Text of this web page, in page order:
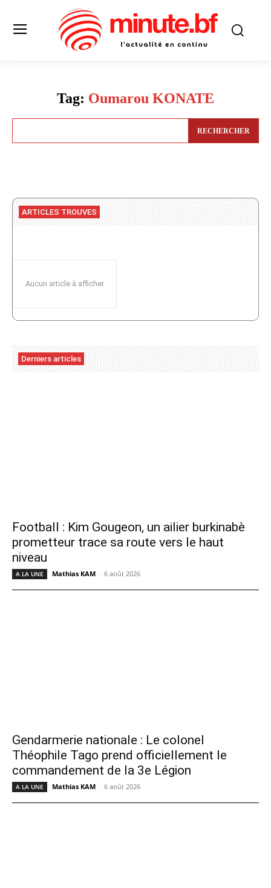
Tag: Oumarou KONATE
RECHERCHER
ARTICLES TROUVES
Aucun article à afficher
Derniers articles
Football : Kim Gougeon, un ailier burkinabè
prometteur trace sa route vers le haut
niveau
A LA UNE Mathias KAM - 6 août 2026
Gendarmerie nationale : Le colonel
Théophile Tago prend officiellement le
commandement de la 3e Légion
A LA UNE Mathias KAM - 6 août 2026